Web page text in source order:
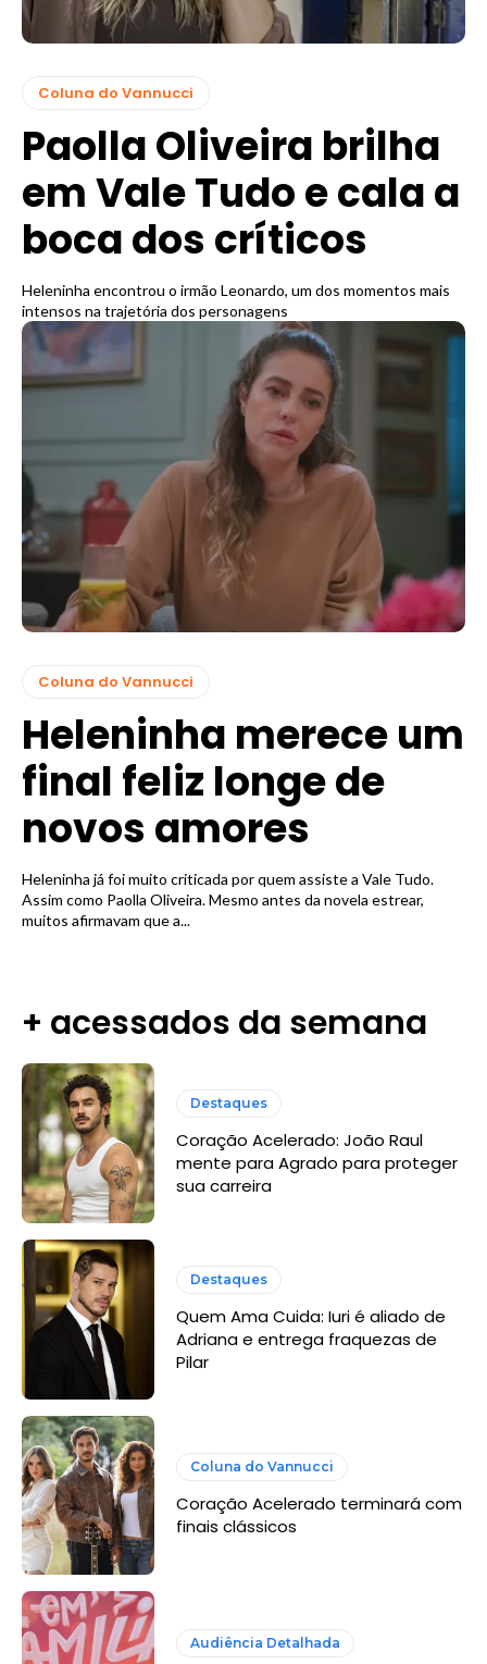
Coluna do Vannucci
Paolla Oliveira brilha
em Vale Tudo e cala a
boca dos críticos
Heleninha encontrou o irmão Leonardo, um dos momentos mais
intensos na trajetória dos personagens
Coluna do Vannucci
Heleninha merece um
final feliz longe de
novos amores
Heleninha já foi muito criticada por quem assiste a Vale Tudo.
Assim como Paolla Oliveira. Mesmo antes da novela estrear,
muitos afirmavam que a...
+ acessados da semana
Destaques
Coração Acelerado: João Raul
mente para Agrado para proteger
sua carreira
Destaques
Quem Ama Cuida: Iuri é aliado de
Adriana e entrega fraquezas de
Pilar
Coluna do Vannucci
Coração Acelerado terminará com
finais clássicos
Audiência Detalhada